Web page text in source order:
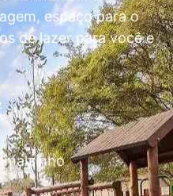
espaço para o
de lazer para você e